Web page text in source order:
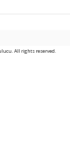
All rights reserved.